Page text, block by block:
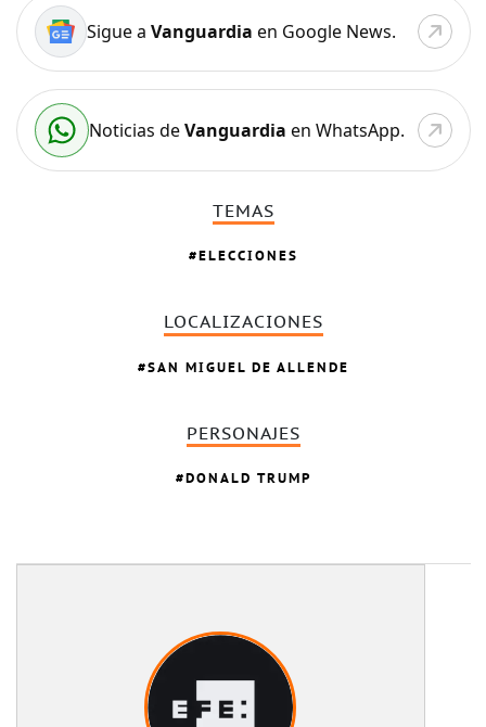
Sigue a Vanguardia en Google News.
Noticias deVanguardia en WhatsApp.
TEMAS
ELECCIONES
LOCALIZACIONES
SAN MIGUEL DE ALLENDE
PERSONAJES
DONALD TRUMP